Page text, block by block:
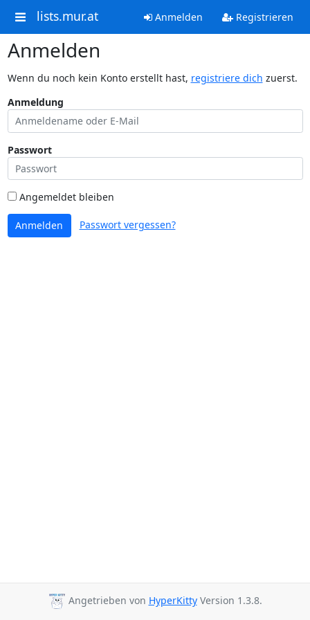
lists.mur.at Anmelden Registrieren
Anmelden
Wenn du noch kein Konto erstellt hast, registriere dich zuerst.
Anmeldung
Passwort
Angemeldet bleiben
Anmelden Passwort vergessen?
Angetrieben von HyperKittyVersion 1.3.8.